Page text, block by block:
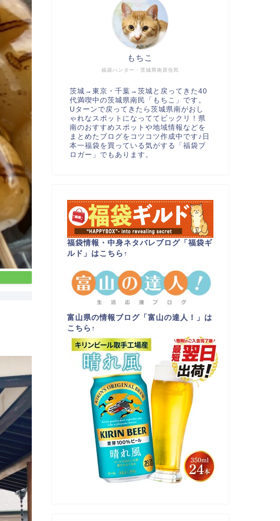
福袋ハンター・茨城県南原住民
もちこ
茨城→東京・千葉→茨城と戻ってきた40
代満喫中の茨城県南民「もちこ」です。
Uターンで戻ってきたら茨城県南がおし
ゃれなスポットになっててビックリ！県
南のおすすめスポットや地域情報などを
まとめたブログをコツコツ作成中です♪日
本一福袋を買っている気がする「福袋ブ
ロガー」でもあります。
福袋情報・中身ネタバレブログ「福袋ギ
ルド」はこちら ↑
富山県の情報ブログ「富山の達人！」は
こちら ↑